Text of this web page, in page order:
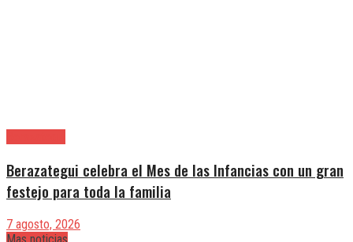
Berazategui celebra el Mes de las Infancias con un gran
festejo para toda la familia
7 agosto, 2026